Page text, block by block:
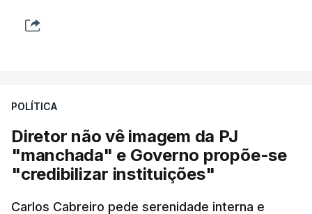
POLÍTICA
Diretor não vê imagem da PJ
"manchada" e Governo propõe-se
"credibilizar instituições"
Carlos Cabreiro pede serenidade interna e